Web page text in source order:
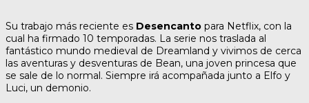
Su trabajo más reciente es Desencanto para Netflix, con la
cual ha firmado 10 temporadas. La serie nos traslada al
fantástico mundo medieval de Dreamland y vivimos de cerca
las aventuras y desventuras de Bean, una joven princesa que
se sale de lo normal. Siempre irá acompañada junto a Elfo y
Luci, un demonio.